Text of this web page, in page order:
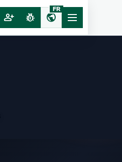
person_add pest_control public
FR